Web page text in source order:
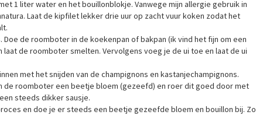
1 liter water en het bouillonblokje. Vanwege mijn allergie gebruik in
Laat de kipfilet lekker drie uur op zacht vuur koken zodat het
Doe de roomboter in de koekenpan of bakpan (ik vind het fijn om een
laat de roomboter smelten. Vervolgens voeg je de ui toe en laat de ui
met het snijden van de champignons en kastanjechampignons.
de roomboter een beetje bloem (gezeefd) en roer dit goed door met
steeds dikker sausje.
en doe je er steeds een beetje gezeefde bloem en bouillon bij. Zo